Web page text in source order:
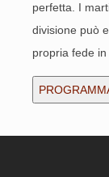
perfetta. I
divisione può
propria fede